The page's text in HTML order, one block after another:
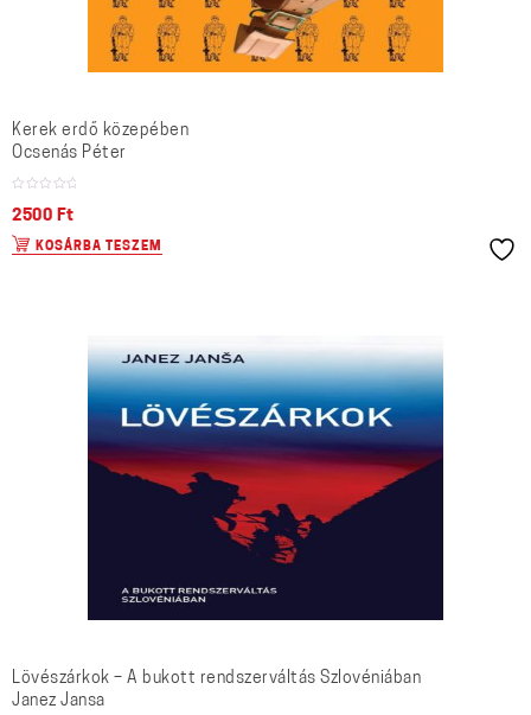
Kerek erdő közepében
Ocsenás Péter
2500 Ft
KOSÁRBA TESZEM
Lövészárkok – A bukott rendszerváltás Szlovéniában
Janez Jansa